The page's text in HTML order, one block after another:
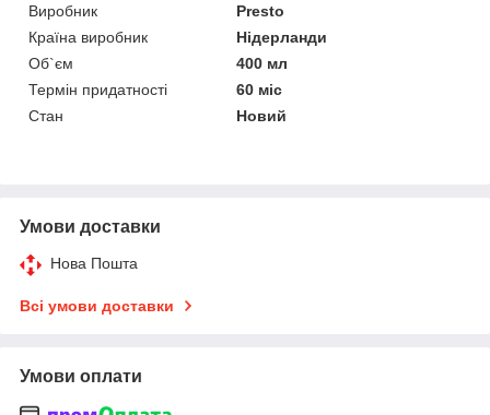
Виробник
Presto
Країна виробник
Нідерланди
Об`єм
400 мл
Термін придатності
60 міс
Стан
Новий
Умови доставки
Нова Пошта
Всі умови доставки
Умови оплати